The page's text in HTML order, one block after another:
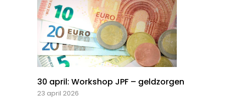
30 april: Workshop JPF – geldzorgen
23 april 2026